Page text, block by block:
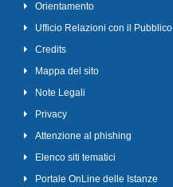
Orientamento
Ufficio Relazioni con il Pubblico
Credits
Mappa del sito
Note Legali
Privacy
Attenzione al phishing
Elenco siti tematici
Portale OnLine delle Istanze